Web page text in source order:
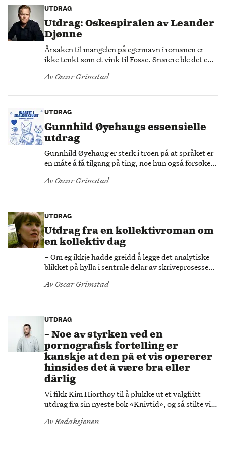
UTDRAG
Utdrag: Oskespiralen av Leander
Djønne
Årsaken til mangelen på egennavn i romanen er
ikke tenkt som et vink til Fosse. Snarere ble det en
karakterene til dyp tid, noe som er et
Av Oscar Grimstad
UTDRAG
Gunnhild Øyehaugs essensielle
utdrag
Gunnhild Øyehaug er sterk i troen på at språket er
en måte å få tilgang på ting, noe hun også forsøker
skalkeskjulet».
Av Oscar Grimstad
UTDRAG
Utdrag fra en kollektivroman om
en kollektiv dag
– Om eg ikkje hadde greidd å legge det analytiske
blikket på hylla i sentrale delar av skriveprosessen,
redaktør og debutant Maria Horvei, om debutboka
Av Oscar Grimstad
UTDRAG
– Noe av styrken ved en
pornografisk fortelling er
kanskje at den på et vis opererer
hinsides det å være bra eller
dårlig
Vi fikk Kim Hiorthøy til å plukke ut et valgfritt
utdrag fra sin nyeste bok «Knivtid», og så stilte vi
AvRedaksjonen